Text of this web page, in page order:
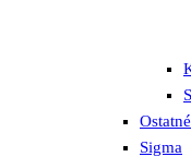
Ostatné
Sigma